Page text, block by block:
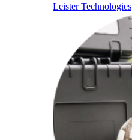
Leister Technologies